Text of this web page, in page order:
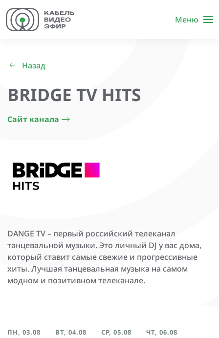
Меню
Назад
BRIDGE TV HITS
Сайт канала
DANGE TV – первый российский телеканал
танцевальной музыки. Это личный DJ у вас дома,
который ставит самые свежие и прогрессивные
хиты. Лучшая танцевальная музыка на самом
модном и позитивном телеканале.
ПН, 03.08 ВТ, 04.08 СР, 05.08
ЧТ, 06.08